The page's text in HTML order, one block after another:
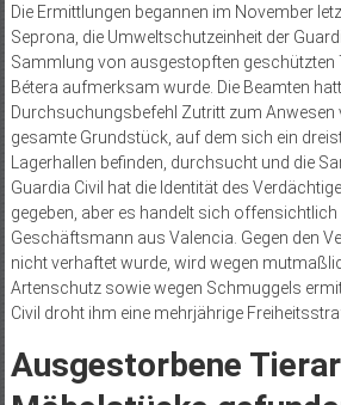
Die Ermittlungen begannen im November
Seprona, die Umweltschutzeinheit der
Sammlung von ausgestopften geschützten
Bétera aufmerksam wurde. Die Beamten
Durchsuchungsbefehl Zutritt zum
gesamte Grundstück, auf dem sich ein
Lagerhallen befinden, durchsucht und die
Guardia Civil hat die Identität des
gegeben, aber es handelt sich offensichtlich
Geschäftsmann aus Valencia. Gegen den
nicht verhaftet wurde, wird wegen
Artenschutz sowie wegen Schmuggels
Civil droht ihm eine mehrjährige
Ausgestorbene